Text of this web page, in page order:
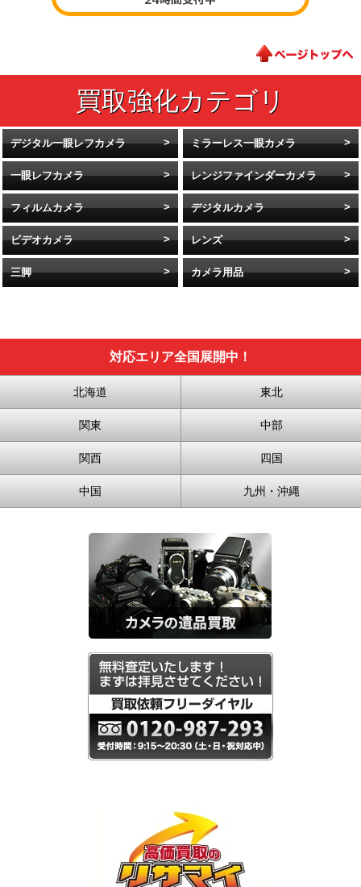
デジタル一眼レフカメラ ミラーレス一眼カメラ
一眼レフカメラ レンジファインダーカメラ
フィルムカメラ デジタルカメラ
ビデオカメラ レンズ
三脚 カメラ用品
対応エリア全国展開中！
北海道 東北
関東 中部
関西 四国
中国 九州・沖縄